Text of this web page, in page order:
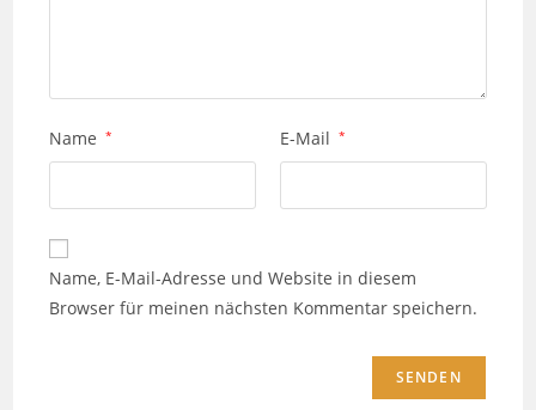
Name * E-Mail *
Name, E-Mail-Adresse und Website in diesem
Browser für meinen nächsten Kommentar speichern.